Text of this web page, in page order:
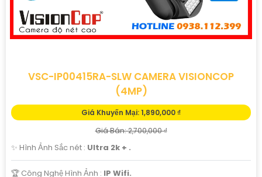
4:Dễ Dàng Lắp Đặt: Camera Wifi được thiết kế gọn
nhẹ, dễ dàng lắp đặt và tích hợp vào hệ thống giám sát
hiện tại của bạn.
gia đình, cửa hàng, văn phòng, kho bãi,..- Theo dõi trẻ
em, người già, hoặc thú cưng tại nhà.- Giám sát công
việc làm việc của nhân viên hoặc những không gian quan
trọng.
🛒 *Liên Hệ Để Được Tư Vấn và Mua Hàng*:Nếu bạn quan
để được tư vấn chi tiết và đặt mua sản phẩm. Hãy bảo vệ
VSC-IP00415RA-SLW CAMERA VISIONCOP
(4MP)
Giá Khuyến Mại: 1,890,000 ₫
Giá Bán: 2,700,000 ₫
✨ Hình Ảnh Sắc nét : Ultra 2k + .
🏆 Công Nghệ Hình Ảnh : IP Wifi.